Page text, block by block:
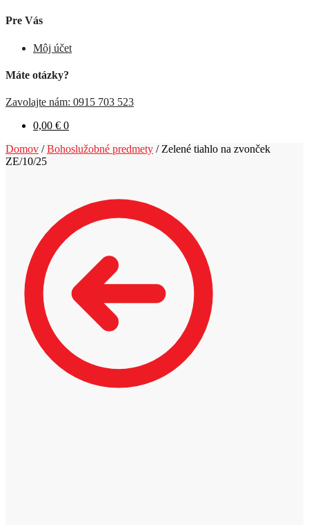
Pre Vás
Môj účet
Máte otázky?
Zavolajte nám: 0915 703 523
0,00 € 0
Domov /Bohoslužobné predmety / Zelené tiahlo na zvonček
ZE/10/25